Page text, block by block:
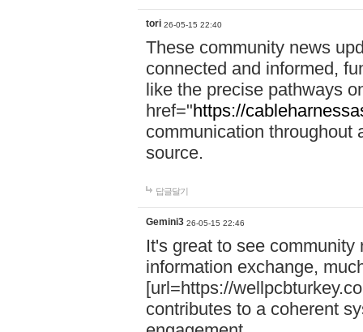
tori 26-05-15 22:40
These community news
connected and informed,
like the precise pathways
href="https://
communication throughout
source.
답글달기
Gemini3 26-05-15 22:46
It's great to see
information exchange,
[url=https://
contributes to a coherent